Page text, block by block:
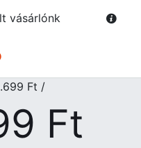
vásárlónk
Ft /
Ft